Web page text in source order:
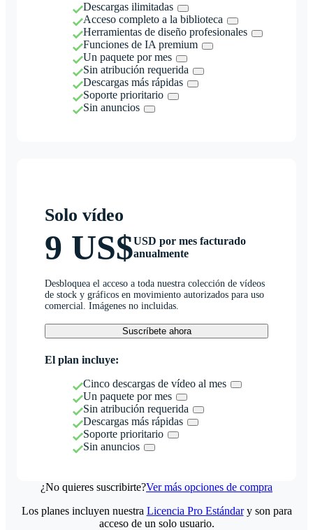
Descargas ilimitadas
Acceso completo a la biblioteca
Herramientas de diseño profesionales
Funciones de IA premium
Un paquete por mes
Sin atribución requerida
Descargas más rápidas
Soporte prioritario
Sin anuncios
Solo vídeo
9 US$USD por mes facturado
anualmente
Desbloquea el acceso a toda nuestra colección de vídeos
de stock y gráficos en movimiento autorizados para uso
comercial. Imágenes no incluidas.
Suscríbete ahora
El plan incluye:
Cinco descargas de vídeo al mes
Un paquete por mes
Sin atribución requerida
Descargas más rápidas
Soporte prioritario
Sin anuncios
¿No quieres suscribirte?Ver más opciones de compra
Los planes incluyen nuestra Licencia Pro Estándary son para
acceso de un solo usuario.